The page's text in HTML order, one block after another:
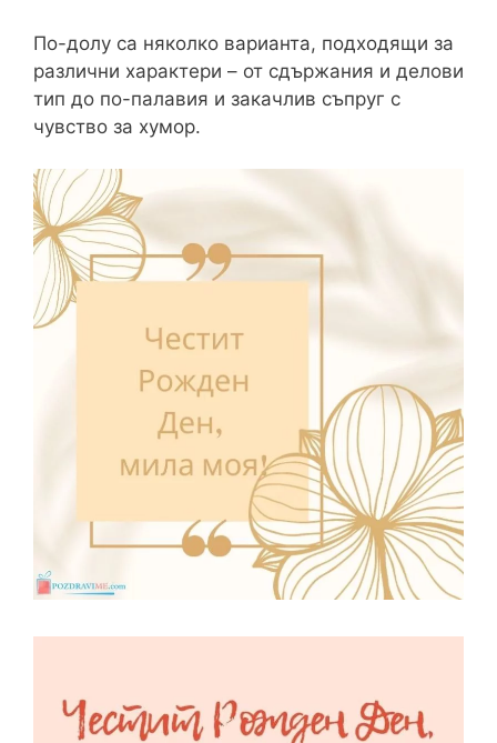
По-долу са няколко варианта, подходящи за
различни характери – от сдържания и делови
тип до по-палавия и закачлив съпруг с
чувство за хумор.